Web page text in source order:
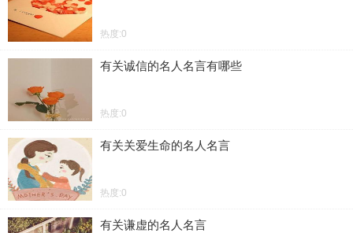
热度:0
有关诚信的名人名言有哪些
热度:0
有关关爱生命的名人名言
热度:0
有关谦虚的名人名言